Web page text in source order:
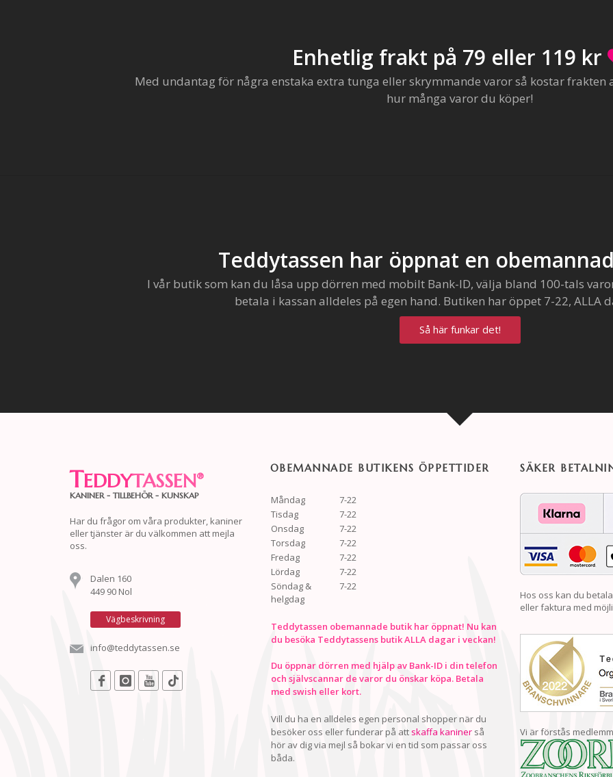
Enhetlig frakt på 79 eller 119 kr
Med undantag för några enstaka extra tunga eller skrymmande varor så kostar
hur många varor du köper!
Teddytassen har öppnat en
I vår butik som kan du låsa upp dörren med mobilt Bank-ID, välja bland 100-tals
betala i kassan alldeles på egen hand. Butiken har öppet 7-22, ALLA
Så här funkar det!
TEDDYTASSEN®
KANINER - TILLBEHÖR - KUNSKAP
Har du frågor om våra produkter, kaniner
eller tjänster är du välkommen att mejla
oss.
Dalen 160
449 90 Nol
Vägbeskrivning
info@teddytassen.se
OBEMANNADE BUTIKENS ÖPPETTIDER
Måndag
7-22
Tisdag
7-22
Onsdag
7-22
Torsdag
7-22
Fredag
7-22
Lördag
7-22
Söndag &
helgdag
7-22
Teddytassen obemannade butik har öppnat! Nu kan
du besöka Teddytassens butik ALLA dagar i veckan!
Du öppnar dörren med hjälp av Bank-ID i din telefon
och självscannar de varor du önskar köpa. Betala
med swish eller kort.
Vill du ha en alldeles egen personal shopper när du
besöker oss eller funderar på att skaffa kaninerså
hör av dig via mejl så bokar vi en tid som passar oss
båda.
SÄKER
Hos oss kan du
eller faktura med
Vi är förstås